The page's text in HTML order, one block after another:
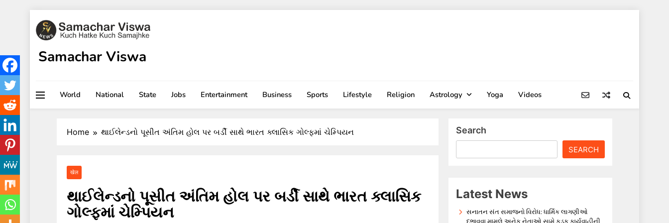
to
content
Samachar Viswa
World National State Jobs Entertainment Business Sports Lifestyle Religion Astrology Yoga Videos
Home થાઈલેન્ડનો પૂસીત અંતિમ હોલ પર બર્ડી સાથે ભારત ક્લાસિક ગોલ્ફમાં ચેમ્પિયન
खेल
થાઈલેન્ડનો પૂસીત અંતિમ હોલ પર બર્ડી સાથે ભારત ક્લાસિક
ગોલ્ફમાં ચેમ્પિયન
Search
SEARCH
Latest News
સનાતન સંત સમાજનો વિરોધ: ધાર્મિક લાગણીઓ